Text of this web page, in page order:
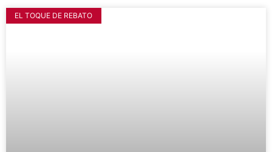
EL TOQUE DE REBATO